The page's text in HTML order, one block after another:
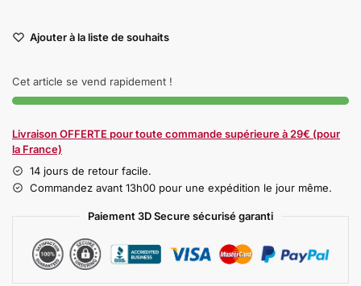
Ajouter à la liste de souhaits
Cet article se vend rapidement !
Livraison OFFERTE pour toute commande supérieure à 29€ (pour
la France)
14 jours de retour facile.
Commandez avant 13h00 pour une expédition le jour même.
Paiement 3D Secure sécurisé garanti